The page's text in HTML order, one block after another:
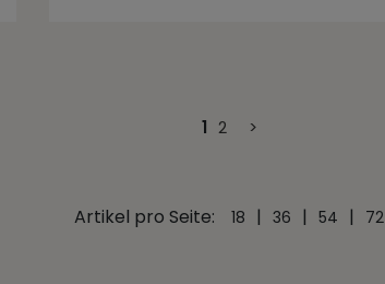
1 2 >
Artikel pro Seite: 18 | 36 | 54 | 72